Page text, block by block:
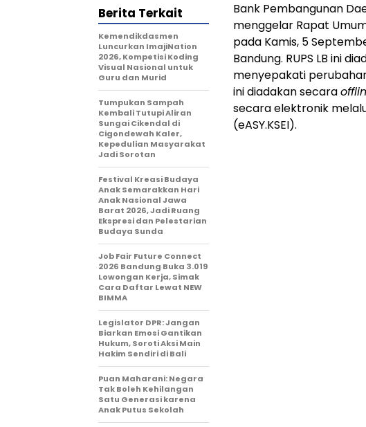
Bank Pembangunan
menggelar Rapat
pada Kamis, 5
Bandung. RUPS LB ini
menyepakati
ini diadakan secara
secara elektronik
(eASY.KSEI).
Berita Terkait
Kemendikdasmen
Luncurkan ImajiNation
2026, Kompetisi Koding
Visual Nasional untuk
Guru dan Murid
Tumpukan Sampah
Kembali Tutupi Aliran
Sungai Cikendal di
Cigondewah Kaler,
Kepedulian Masyarakat
Jadi Sorotan
Festival Kreasi Budaya
Anak Semarakkan Hari
Anak Nasional Jawa
Barat 2026, Jadi Ruang
Ekspresi dan Pelestarian
Budaya Sunda
Job Fair Future Connect
2026 Bandung Buka 3.019
Lowongan Kerja, Simak
Cara Daftar Lewat NEW
BIMMA
Legislator DPR: Jangan
Biarkan Emosi Gantikan
Hukum, Soroti Aksi Main
Hakim Sendiri di Bali
Puan Maharani: Negara
Tak Boleh Kehilangan
Satu Generasi karena
Anak Putus Sekolah